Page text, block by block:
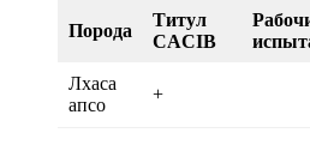
Порода
Титул
CACIB
Лхаса
апсо
+